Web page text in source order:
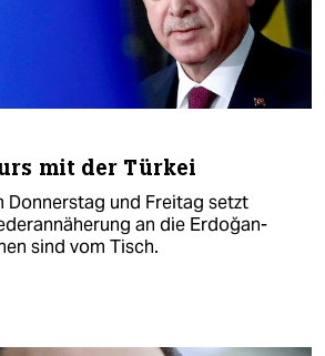
mit der Türkei
Donnerstag und Freitag setzt
an die Erdoğan-
sind vom Tisch.